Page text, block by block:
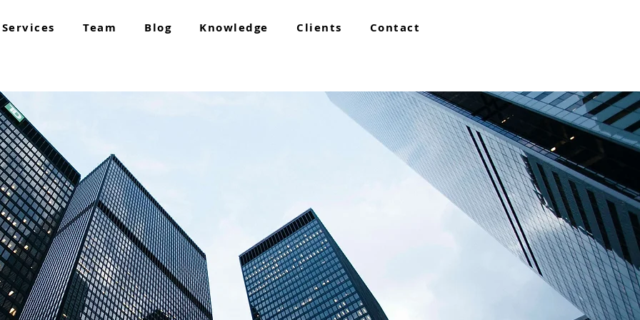
Services Team Blog Knowledge Clients Contact